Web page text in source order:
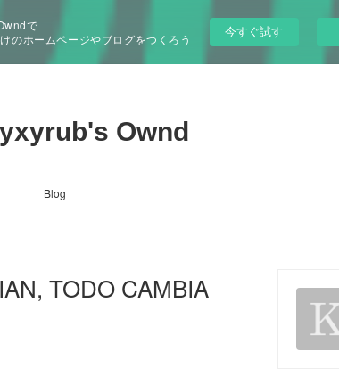
で
のホームページやブログをつくろう
今すぐ試す
Ownd
Blog
TODO CAMBIA